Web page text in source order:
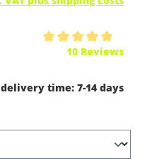
10 Reviews
time: 7-14 days